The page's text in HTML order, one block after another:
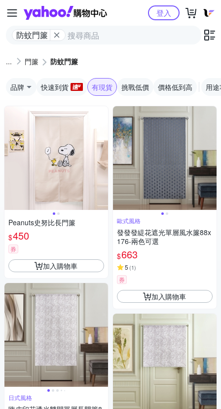
Yahoo購物中心
防蚊門簾
登入
門簾 防蚊門簾
品牌 快速到貨 有現貨 挑戰低價 價格低到高 用
Peanuts史努比長門簾
$450
券
加入購物車
日式風格
歐式風格
發發發緹花遮光單層風水簾88x
176-兩色可選
$663
5 (1)
券
加入購物車